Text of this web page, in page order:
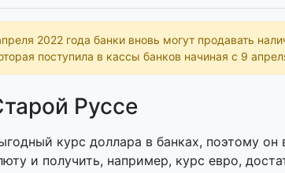
2022 года банки вновь могут продавать
поступила в кассы банков начиная с 9
Руссе
курс доллара в банках, поэтому
и получить, например, курс евро,